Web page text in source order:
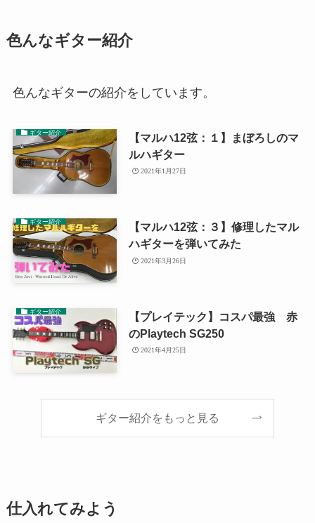
色んなギター紹介
色んなギターの紹介をしています。
ギター紹介
【マルハ12弦：１】まぼろしのマ
ルハギター
2021年1月27日
ギター紹介
【マルハ12弦：３】修理したマル
ハギターを弾いてみた
2021年3月26日
ギター紹介
【プレイテック】コスパ最強 赤
のPlaytech SG250
2021年4月25日
ギター紹介をもっと見る
仕入れてみよう